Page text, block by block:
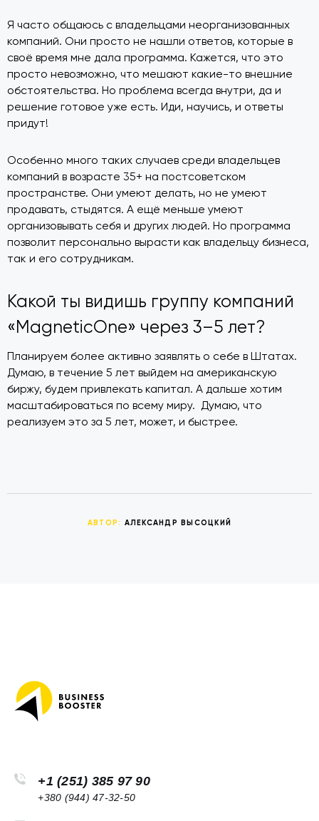
Я часто общаюсь с владельцами неорганизованных
компаний. Они просто не нашли ответов, которые в
своё время мне дала программа. Кажется, что это
просто невозможно, что мешают какие-то внешние
обстоятельства. Но проблема всегда внутри, да и
решение готовое уже есть. Иди, научись, и ответы
придут!
Особенно много таких случаев среди владельцев
компаний в возрасте 35+ на постсоветском
пространстве. Они умеют делать, но не умеют
продавать, стыдятся. А ещё меньше умеют
организовывать себя и других людей. Но программа
позволит персонально вырасти как владельцу бизнеса,
так и его сотрудникам.
Какой ты видишь группу компаний
«MagneticOne» через 3–5 лет?
Планируем более активно заявлять о себе в Штатах.
Думаю, в течение 5 лет выйдем на американскую
биржу, будем привлекать капитал. А дальше хотим
масштабироваться по всему миру. Думаю, что
реализуем это за 5 лет, может, и быстрее.
АВТОР: АЛЕКСАНДР ВЫСОЦКИЙ
+1 (251) 385 97 90
+380 (944) 47-32-50